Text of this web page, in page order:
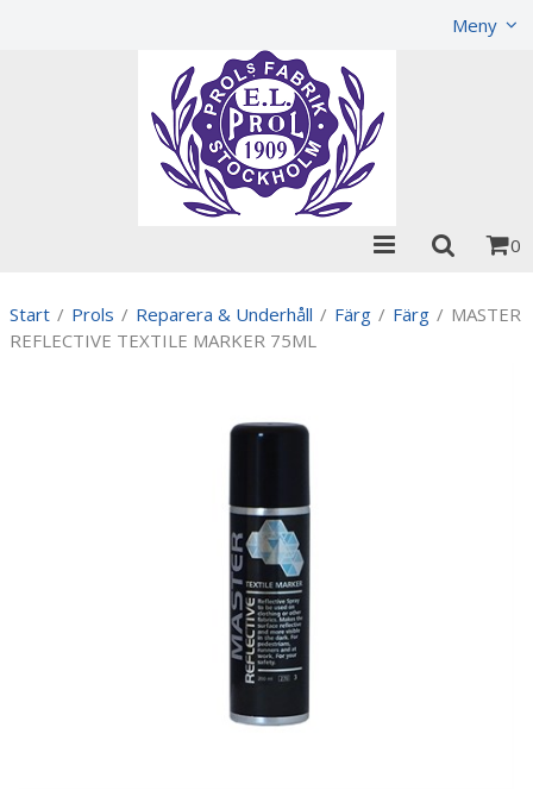
Meny
0
Start / Prols / Reparera & Underhåll / Färg / Färg / MASTER
REFLECTIVE TEXTILE MARKER 75ML